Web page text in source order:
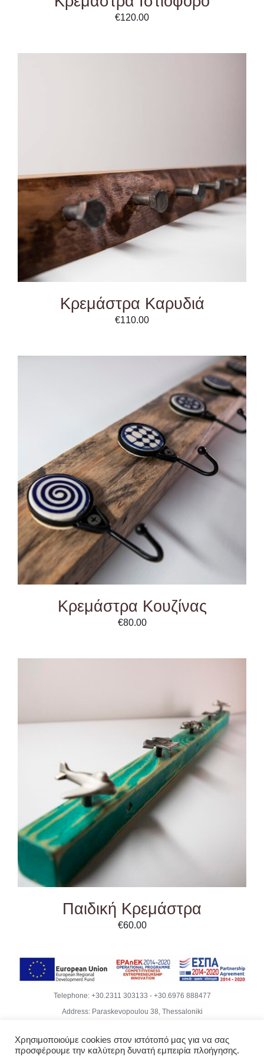
€120.00
DETAILS
Κρεμάστρα Καρυδιά
€110.00
ADD TO CART
/
DETAILS
Κρεμάστρα Κουζίνας
€80.00
ADD TO CART
/
DETAILS
Παιδική Κρεμάστρα
€60.00
Telephone: +30.2311 303133 - +30.6976 888477
Address: Paraskevopoulou 38, Thessaloniki
© Copyright 2026 | Becube – Garipis Thomas | All Rights
Reserved | Website DesignVdesigns.gr
Χρησιμοποιούμε cookies στον ιστότοπό μας για να σας
προσφέρουμε την καλύτερη δυνατή εμπειρία πλοήγησης.